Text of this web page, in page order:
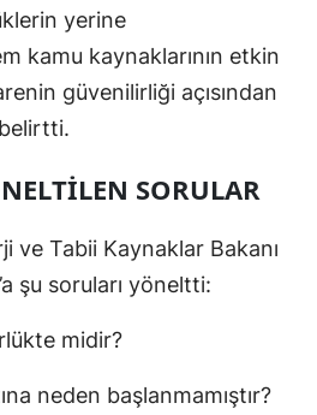
yerine
kamu kaynaklarının etkin
güvenilirliği açısından
SORULAR
ve Tabii Kaynaklar Bakanı
şu soruları yöneltti:
midir?
neden başlanmamıştır?